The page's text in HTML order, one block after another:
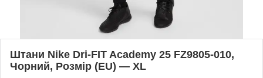
Штани Nike Dri-FIT Academy 25 FZ9805-010,
Чорний, Розмір (EU) — XL